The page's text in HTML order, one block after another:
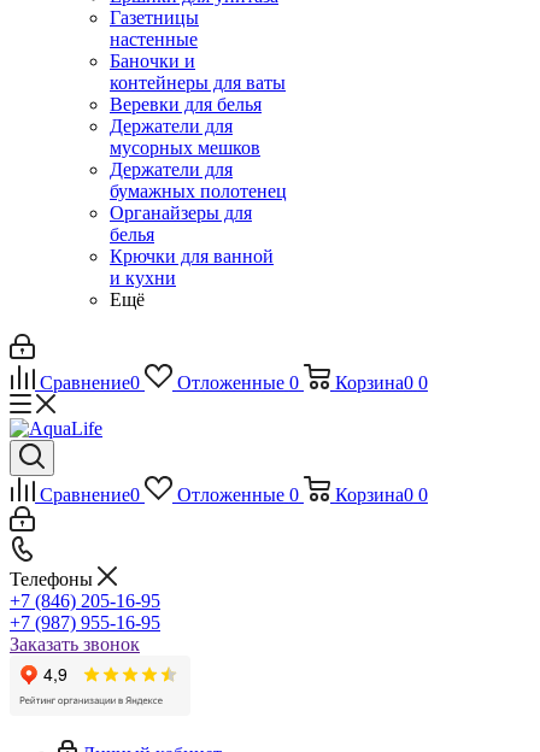
Газетницы
настенные
Баночки и
контейнеры для ваты
Веревки для белья
Держатели для
мусорных мешков
Держатели для
бумажных полотенец
Органайзеры для
белья
Крючки для ванной
и кухни
Ещё
Сравнение0 Отложенные 0 Корзина0 0
Сравнение0 Отложенные 0 Корзина0 0
Телефоны
+7 (846) 205-16-95
+7 (987) 955-16-95
Заказать звонок